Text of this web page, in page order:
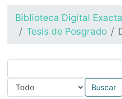
Biblioteca Digital
Tesis de Posgrado